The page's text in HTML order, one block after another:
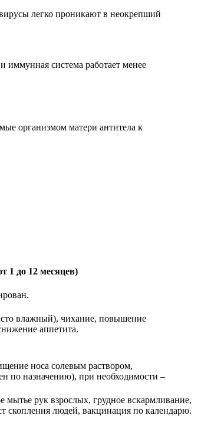
легко проникают в неокрепший
иммунная система работает менее
организмом матери антитела к
1 до 12 месяцев)
влажный), чихание, повышение
аппетита.
носа солевым раствором,
по назначению), при необходимости –
мытье рук взрослых, грудное вскармливание,
скопления людей, вакцинация по календарю.